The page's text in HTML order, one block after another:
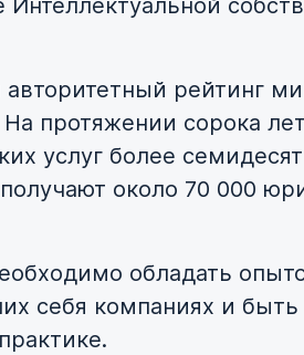
рейтинг
протяжении сорока
услуг более
около 70 000
обладать
себя компаниях и быть